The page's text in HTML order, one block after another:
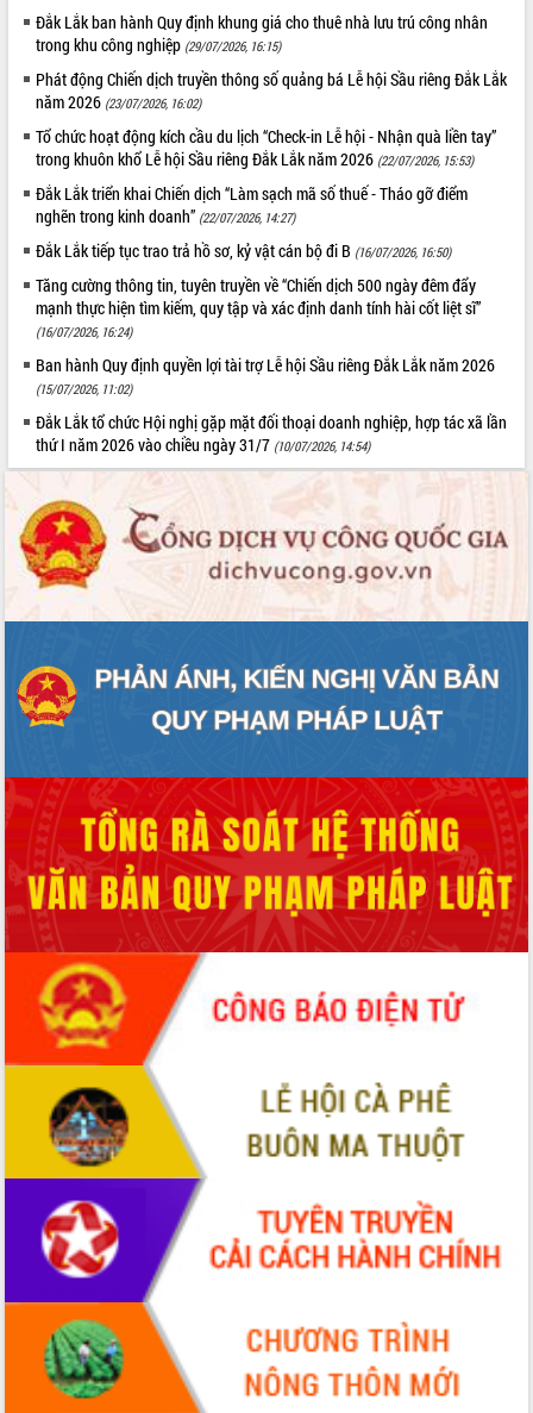
Đắk Lắk ban hành Quy định khung giá cho thuê nhà lưu trú công nhân
trong khu công nghiệp (29/07/2026, 16:15)
Phát động Chiến dịch truyền thông số quảng bá Lễ hội Sầu riêng Đắk Lắk
năm 2026 (23/07/2026, 16:02)
Tổ chức hoạt động kích cầu du lịch “Check-in Lễ hội - Nhận quà liền tay”
trong khuôn khổ Lễ hội Sầu riêng Đắk Lắk năm 2026 (22/07/2026, 15:53)
Đắk Lắk triển khai Chiến dịch “Làm sạch mã số thuế - Tháo gỡ điểm
nghẽn trong kinh doanh” (22/07/2026, 14:27)
Đắk Lắk tiếp tục trao trả hồ sơ, kỷ vật cán bộ đi B (16/07/2026, 16:50)
Tăng cường thông tin, tuyên truyền về “Chiến dịch 500 ngày đêm đẩy
mạnh thực hiện tìm kiếm, quy tập và xác định danh tính hài cốt liệt sĩ”
(16/07/2026, 16:24)
Ban hành Quy định quyền lợi tài trợ Lễ hội Sầu riêng Đắk Lắk năm 2026
(15/07/2026, 11:02)
Đắk Lắk tổ chức Hội nghị gặp mặt đối thoại doanh nghiệp, hợp tác xã lần
thứ I năm 2026 vào chiều ngày 31/7 (10/07/2026, 14:54)